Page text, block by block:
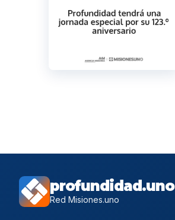
profundidad.uno
Red Misiones.uno